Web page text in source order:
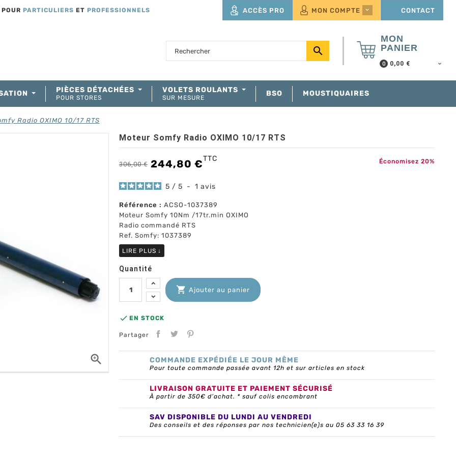
PARTICULIERS ET PROFESSIONNELS ACCÈS PRO MON COMPTE  CONTACT

MON
PANIER
0 0,00 €
PIÈCES DÉTACHÉES
POUR STORES
VOLETS ROULANTS
SUR MESURE BSO MOUSTIQUAIRES
Radio OXIMO 10/17 RTS

Moteur Somfy Radio OXIMO 10/17 RTS
306,00 € 244,80 €TTC Économisez 20%
5 / 5 - 1 avis
Référence : ACSO-1037389
Moteur Somfy 10Nm /17tr.min OXIMO
Radio commandé RTS
Ref. Somfy: 1037389
LIRE PLUS ↓
Quantité
 Ajouter au panier
 EN STOCK
Partager
COMMANDE EXPÉDIÉE LE JOUR MÊME
Pour toute commande passée avant 12h et sur articles en stock
LIVRAISON GRATUITE ET PAIEMENT SÉCURISÉ
À partir de 350€ d’achat. * sauf colis encombrant
SAV DISPONIBLE DU LUNDI AU VENDREDI
Des conseils et des réponses par nos technicien(e)s au 05 63 33 16 39